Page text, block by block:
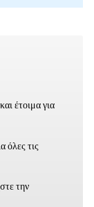
έτοιμα για
όλες τις
την